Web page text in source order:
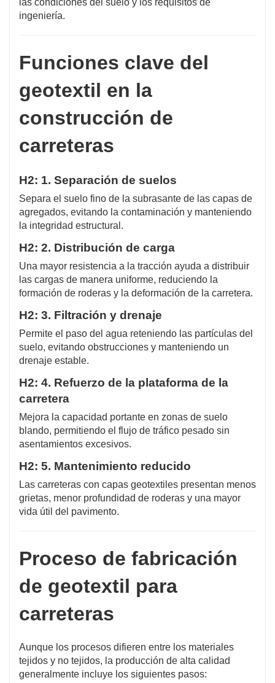
las condiciones del suelo y los requisitos de
ingeniería.
Funciones clave del
geotextil en la
construcción de
carreteras
H2: 1. Separación de suelos
Separa el suelo fino de la subrasante de las capas de
agregados, evitando la contaminación y manteniendo
la integridad estructural.
H2: 2. Distribución de carga
Una mayor resistencia a la tracción ayuda a distribuir
las cargas de manera uniforme, reduciendo la
formación de roderas y la deformación de la carretera.
H2: 3. Filtración y drenaje
Permite el paso del agua reteniendo las partículas del
suelo, evitando obstrucciones y manteniendo un
drenaje estable.
H2: 4. Refuerzo de la plataforma de la
carretera
Mejora la capacidad portante en zonas de suelo
blando, permitiendo el flujo de tráfico pesado sin
asentamientos excesivos.
H2: 5. Mantenimiento reducido
Las carreteras con capas geotextiles presentan menos
grietas, menor profundidad de roderas y una mayor
vida útil del pavimento.
Proceso de fabricación
de geotextil para
carreteras
Aunque los procesos difieren entre los materiales
tejidos y no tejidos, la producción de alta calidad
generalmente incluye los siguientes pasos: